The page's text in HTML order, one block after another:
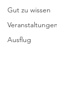
Gut zu wissen
Veranstaltungen
Ausflug